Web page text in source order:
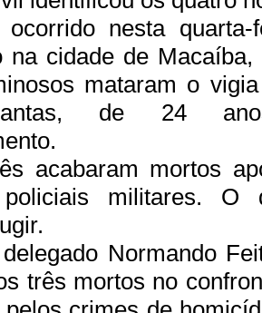
ocorrido nesta
na cidade de
mataram o
de 24
acabaram mortos
militares. O
Normando
três mortos no